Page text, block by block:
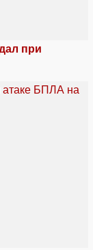
при